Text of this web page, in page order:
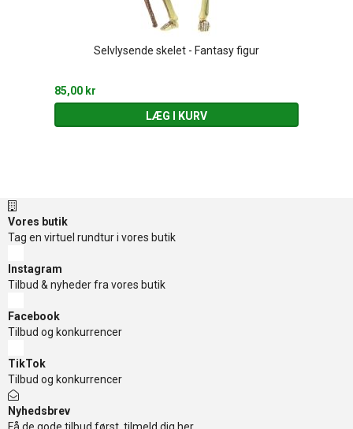
Selvlysende skelet - Fantasy figur
85,00 kr
LÆG I KURV
Vores butik
Tag en virtuel rundtur i vores butik
Instagram
Tilbud & nyheder fra vores butik
Facebook
Tilbud og konkurrencer
TikTok
Tilbud og konkurrencer
Nyhedsbrev